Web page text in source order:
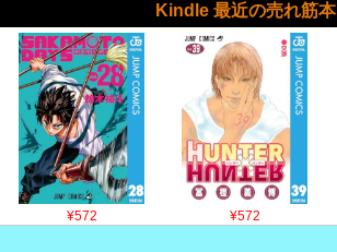
Kindle 最近の売れ筋本
¥572 ¥572